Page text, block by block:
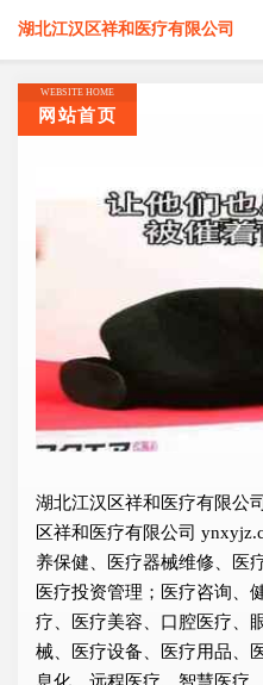
湖北江汉区祥和医疗有限公司
WEBSITE HOME
网站首页
湖北江汉区祥和医疗有限公
区祥和医疗有限公司
养保健、医疗器械维修、医
医疗投资管理；医疗咨询、
疗、医疗美容、口腔医疗、
械、医疗设备、医疗用品、